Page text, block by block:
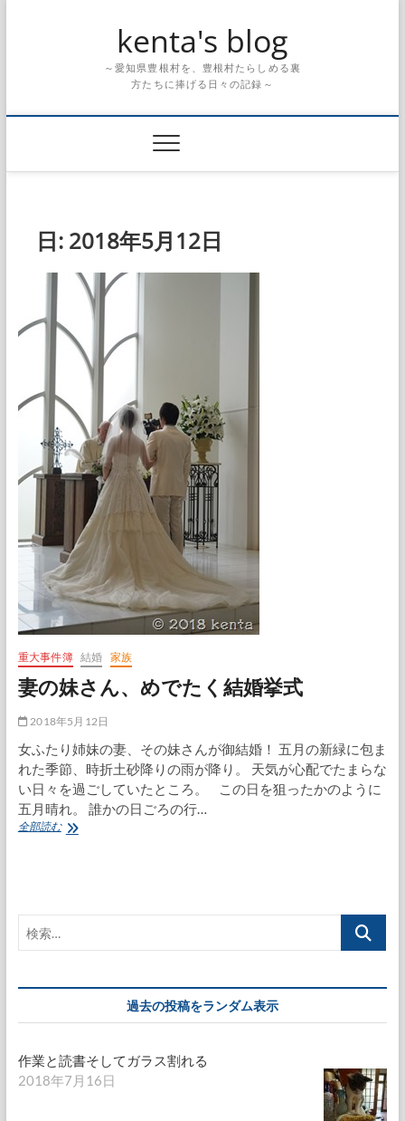
kenta's blog
～愛知県豊根村を、豊根村たらしめる裏
方たちに捧げる日々の記録～
日: 2018年5月12日
重大事件簿 結婚 家族
妻の妹さん、めでたく結婚挙式
2018年5月12日
女ふたり姉妹の妻、その妹さんが御結婚！ 五月の新緑に包ま
れた季節、時折土砂降りの雨が降り。 天気が心配でたまらな
い日々を過ごしていたところ。 この日を狙ったかのように
五月晴れ。 誰かの日ごろの行…
全部読む妻
た
婚
式
索…
過去の投稿をランダム表示
作業と読書そしてガラス割れる
2018年7月16日